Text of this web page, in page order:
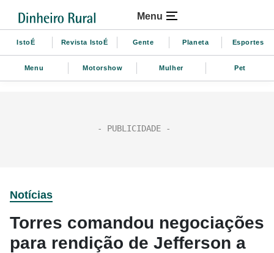
Menu
IstoÉ Revista IstoÉ Gente Planeta Esportes
Menu Motorshow Mulher Pet
Notícias
Torres comandou negociações
para rendição de Jefferson a